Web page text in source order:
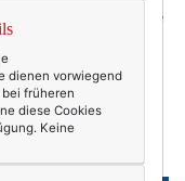
der heute die
erste Bauer hat
gibt Blumen! Ein
– aber was
nach Sommer
dienen vorwiegend
früheren
diese Cookies
Keine